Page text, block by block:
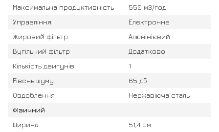
Максимальна продуктивність
550 м3/год
Управління
Електронне
Жировий фільтр
Алюмінієвий
Вугільний фільтр
Додатково
Кількість двигунів
1
Рівень шуму
65 дБ
Оздоблення
Нержавіюча сталь
Фізичний
Ширина
51,4 см